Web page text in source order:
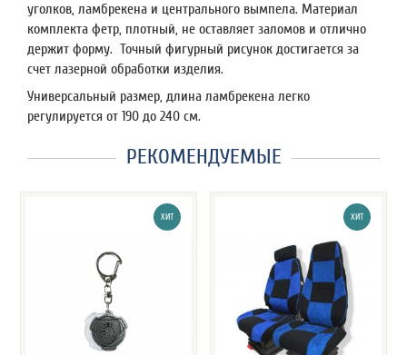
уголков, ламбрекена и центрального вымпела. Материал
комплекта фетр, плотный, не оставляет заломов и отлично
держит форму. Точный фигурный рисунок достигается за
счет лазерной обработки изделия.
Универсальный размер, длина ламбрекена легко
регулируется от 190 до 240 см.
РЕКОМЕНДУЕМЫЕ
ХИТ ХИТ